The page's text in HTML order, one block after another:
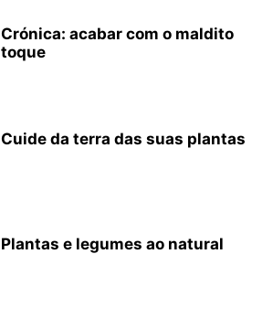
Crónica: acabar com o maldito
toque
Cuide da terra das suas plantas
Plantas e legumes ao natural